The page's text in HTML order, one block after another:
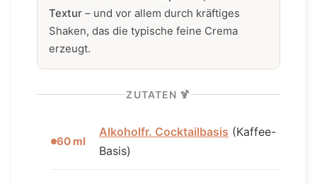
Textur – und vor allem durch kräftiges
Shaken, das die typische feine Crema
erzeugt.
ZUTATEN 🍹
60 ml
Alkoholfr. Cocktailbasis (Kaffee-
Basis)